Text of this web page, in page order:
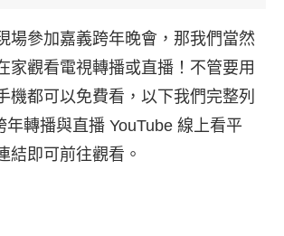
場參加嘉義跨年晚會，那我們當然
家觀看電視轉播或直播！不管要用
機都可以免費看，以下我們完整列
年轉播與直播 YouTube 線上看平
結即可前往觀看。